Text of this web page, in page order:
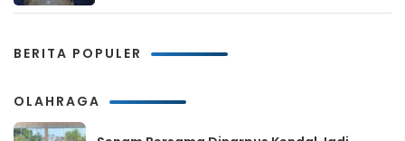
BERITA POPULER
OLAHRAGA